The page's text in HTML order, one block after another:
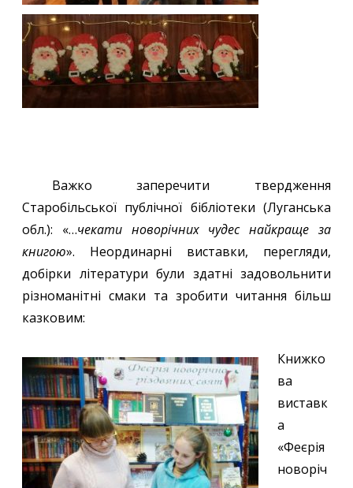
Важко заперечити твердження
Старобільської публічної бібліотеки (Луганська
обл.): «…чекати новорічних чудес найкраще за
книгою». Неординарні виставки, перегляди,
добірки літератури були здатні задовольнити
різноманітні смаки та зробити читання більш
казковим:
Книжко
ва
виставк
а
«Феєрія
новоріч